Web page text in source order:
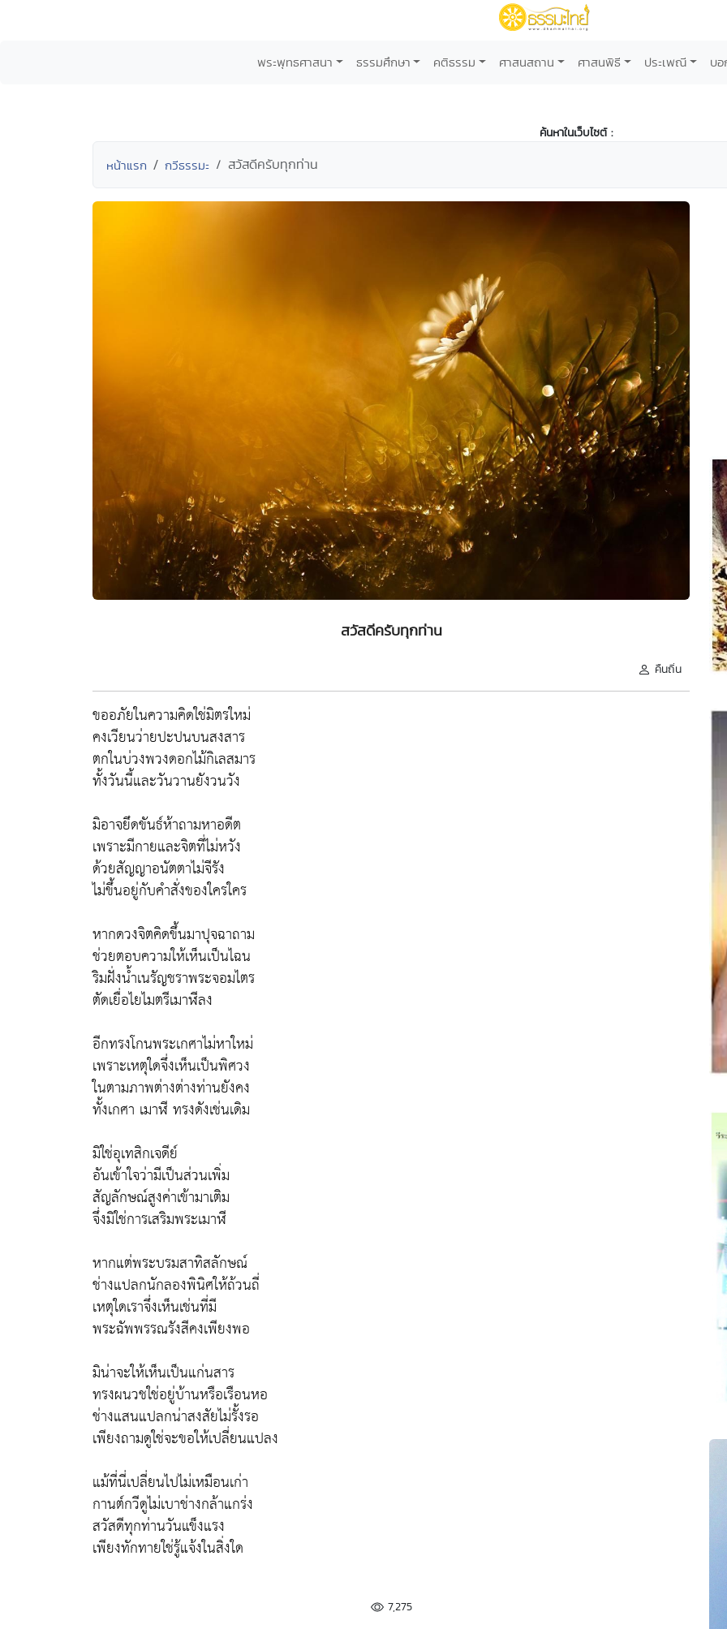
พระพุทธศาสนา ธรรมศึกษา คติธรรม ศาสนสถาน ศาสนพิธี ประเพณี บ
ค้นหาในเว็บไซต์ :
หน้าแรก กวีธรรมะ สวัสดีครับทุกท่าน
สวัสดีครับทุกท่าน
คืนถิ่น
ขออภัยในความคิดใช่มิตรใหม่
คงเวียนว่ายปะปนบนสงสาร
ตกในบ่วงพวงดอกไม้กิเลสมาร
ทั้งวันนี้และวันวานยังวนวัง
มิอาจยึดขันธ์ห้าถามหาอดีต
เพราะมีกายและจิตที่ไม่หวัง
ด้วยสัญญาอนัตตาไม่จีรัง
ไม่ขึ้นอยู่กับคำสั่งของใครใคร
หากดวงจิตคิดขึ้นมาปุจฉาถาม
ช่วยตอบความให้เห็นเป็นไฉน
ริมฝั่งน้ำเนรัญชราพระจอมไตร
ตัดเยื่อไยไมตรีเมาฬีลง
อีกทรงโกนพระเกศาไม่หาใหม่
เพราะเหตุใดจึ่งเห็นเป็นพิศวง
ในตามภาพต่างต่างท่านยังคง
ทั้งเกศา เมาฬี ทรงดังเช่นเดิม
มิใช่อุเทสิกเจดีย์
อันเข้าใจว่ามีเป็นส่วนเพิ่ม
สัญลักษณ์สูงค่าเข้ามาเติม
จึ่งมิใช่การเสริมพระเมาฬี
หากแต่พระบรมสาทิสลักษณ์
ช่างแปลกนักลองพินิศให้ถ้วนถี่
เหตุใดเราจึ่งเห็นเช่นที่มี
พระฉัพพรรณรังสีคงเพียงพอ
มิน่าจะให้เห็นเป็นแก่นสาร
ทรงผนวชใช่อยู่บ้านหรือเรือนหอ
ช่างแสนแปลกน่าสงสัยไม่รั้งรอ
เพียงถามดูใช่จะขอให้เปลี่ยนแปลง
แม้ที่นี่เปลี่ยนไปไม่เหมือนเก่า
กานต์กวีดูไม่เบาช่างกล้าแกร่ง
สวัสดีทุกท่านวันแข็งแรง
เพียงทักทายใช่รู้แจ้งในสิ่งใด
7,275